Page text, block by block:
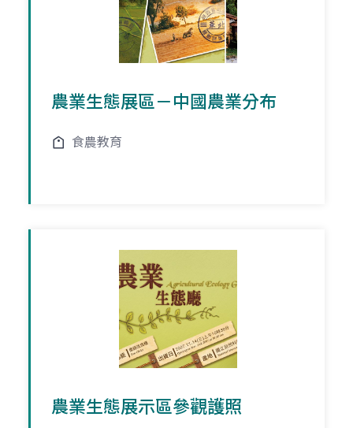
農業生態展區－中國農業分布
食農教育
農業生態展示區參觀護照